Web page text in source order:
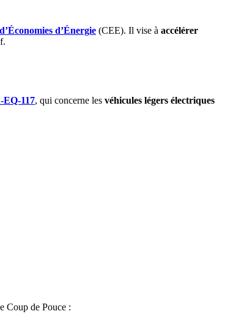
d’Énergie (CEE). Il vise à accélérer
117, qui concerne les véhicules légers électriques
Coup de Pouce :